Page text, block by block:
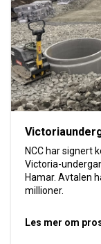
NCC har signert
Victoria-
Hamar. Avtalen
millioner.
Les mer om